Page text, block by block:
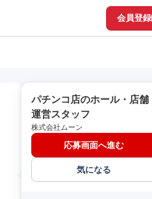
会員登録
パチンコ店のホール・店舗
運営スタッフ
株式会社ムーン
応募画面へ進む
気になる